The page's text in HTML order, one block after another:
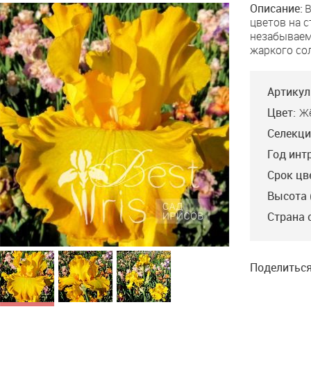
Hot
Off
the
Press
Описание:
цветов на
жаркого
Цвет:
Год
Срок
Высота
Страна